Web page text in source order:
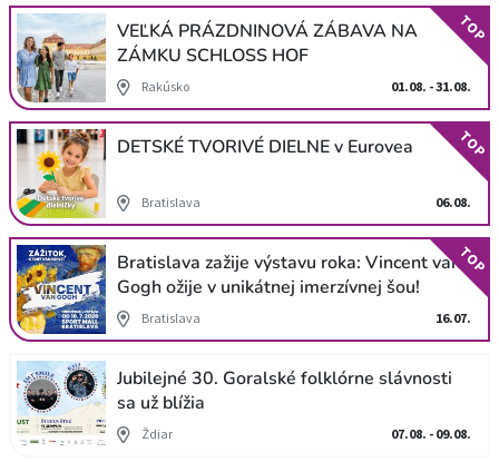
VEĽKÁ PRÁZDNINOVÁ ZÁBAVA NA
ZÁMKU SCHLOSS HOF
Rakúsko 01.08. - 31.08.
TOP
DETSKÉ TVORIVÉ DIELNE v Eurovea
Bratislava 06.08.
TOP
Bratislava zažije výstavu roka: Vincent van
Gogh ožije v unikátnej imerzívnej šou!
Bratislava 16.07.
TOP
Jubilejné 30. Goralské folklórne slávnosti
sa už blížia
Ždiar 07.08. - 09.08.